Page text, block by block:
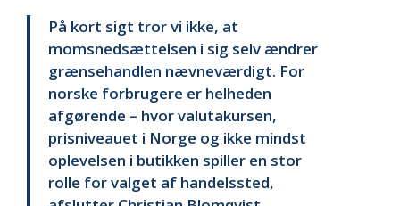
På kort sigt tror vi ikke, at
momsnedsættelsen i sig selv ændrer
grænsehandlen nævneværdigt. For
norske forbrugere er helheden
afgørende – hvor valutakursen,
prisniveauet i Norge og ikke mindst
oplevelsen i butikken spiller en stor
rolle for valget af handelssted,